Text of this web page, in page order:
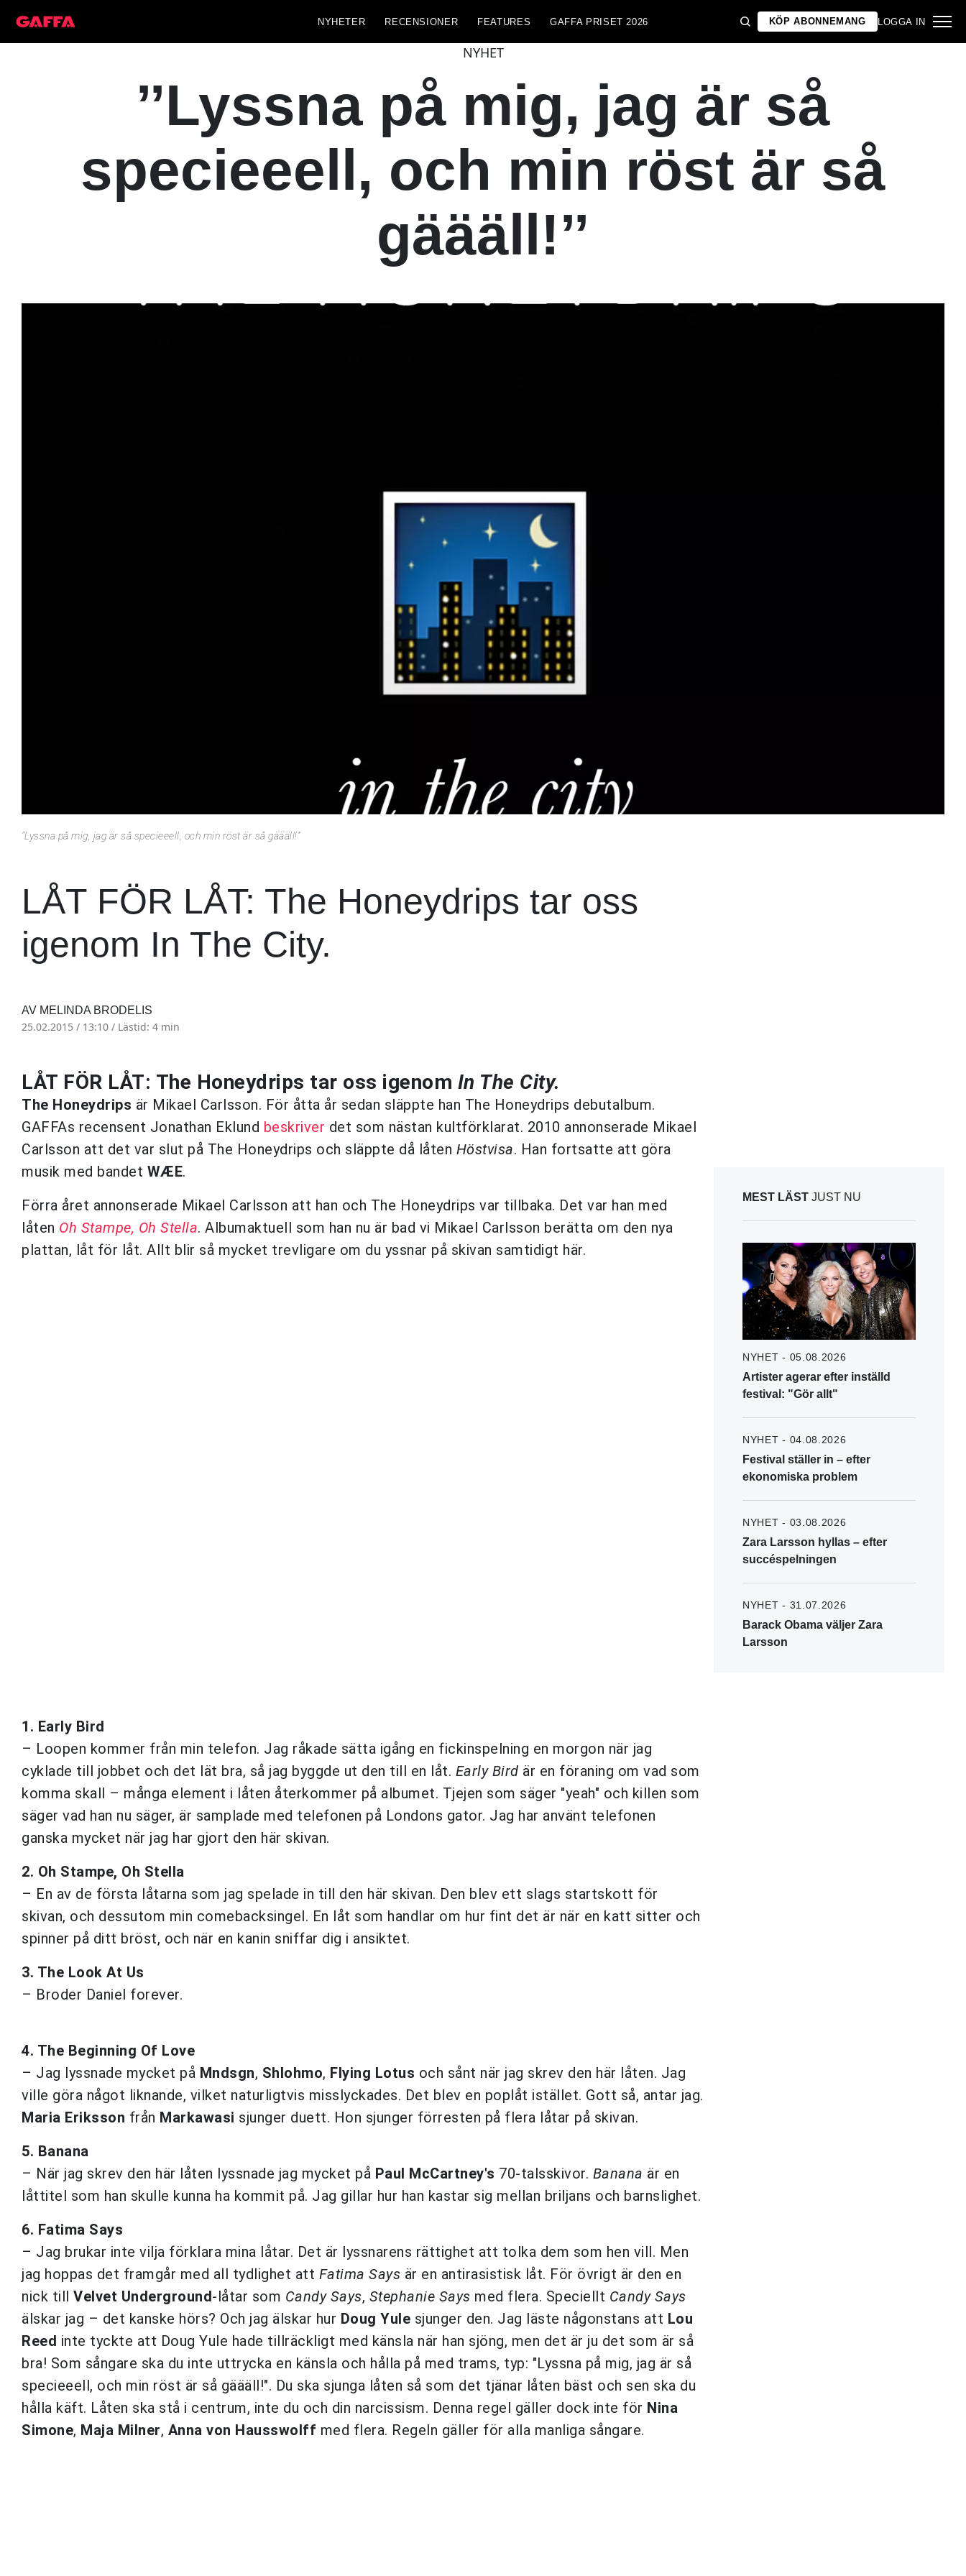
NYHETER RECENSIONER FEATURES GAFFA PRISET 2026 KÖP ABONNEMANG LOGGA IN
NYHET
’’Lyssna på mig, jag är så
specieeell, och min röst är så
gäääll!’’
’’Lyssna på mig, jag är så specieeell, och min röst är så gäääll!’’
LÅT FÖR LÅT: The Honeydrips tar oss
igenom In The City.
AV MELINDA BRODELIS
25.02.2015 / 13:10 / Lästid: 4 min
LÅT FÖR LÅT: The Honeydrips tar oss igenom In The City.
The Honeydrips är Mikael Carlsson. För åtta år sedan släppte han The Honeydrips debutalbum.
GAFFAs recensent Jonathan Eklund beskriver det som nästan kultförklarat. 2010 annonserade Mikael
Carlsson att det var slut på The Honeydrips och släppte då låten Höstvisa. Han fortsatte att göra
musik med bandet WÆE.
Förra året annonserade Mikael Carlsson att han och The Honeydrips var tillbaka. Det var han med
låten Oh Stampe, Oh Stella. Albumaktuell som han nu är bad vi Mikael Carlsson berätta om den nya
plattan, låt för låt. Allt blir så mycket trevligare om du yssnar på skivan samtidigt här.
1. Early Bird
– Loopen kommer från min telefon. Jag råkade sätta igång en fickinspelning en morgon när jag
cyklade till jobbet och det lät bra, så jag byggde ut den till en låt. Early Bird är en föraning om vad som
komma skall – många element i låten återkommer på albumet. Tjejen som säger "yeah" och killen som
säger vad han nu säger, är samplade med telefonen på Londons gator. Jag har använt telefonen
ganska mycket när jag har gjort den här skivan.
2. Oh Stampe, Oh Stella
– En av de första låtarna som jag spelade in till den här skivan. Den blev ett slags startskott för
skivan, och dessutom min comebacksingel. En låt som handlar om hur fint det är när en katt sitter och
spinner på ditt bröst, och när en kanin sniffar dig i ansiktet.
3. The Look At Us
– Broder Daniel forever.
4. The Beginning Of Love
– Jag lyssnade mycket på Mndsgn, Shlohmo, Flying Lotus och sånt när jag skrev den här låten. Jag
ville göra något liknande, vilket naturligtvis misslyckades. Det blev en poplåt istället. Gott så, antar jag.
Maria Eriksson från Markawasi sjunger duett. Hon sjunger förresten på flera låtar på skivan.
5. Banana
– När jag skrev den här låten lyssnade jag mycket på Paul McCartney's 70-talsskivor. Banana är en
låttitel som han skulle kunna ha kommit på. Jag gillar hur han kastar sig mellan briljans och barnslighet.
6. Fatima Says
– Jag brukar inte vilja förklara mina låtar. Det är lyssnarens rättighet att tolka dem som hen vill. Men
jag hoppas det framgår med all tydlighet att Fatima Says är en antirasistisk låt. För övrigt är den en
nick till Velvet Underground-låtar som Candy Says, Stephanie Says med flera. Speciellt Candy Says
älskar jag – det kanske hörs? Och jag älskar hur Doug Yule sjunger den. Jag läste någonstans att Lou
Reed inte tyckte att Doug Yule hade tillräckligt med känsla när han sjöng, men det är ju det som är så
bra! Som sångare ska du inte uttrycka en känsla och hålla på med trams, typ: "Lyssna på mig, jag är så
specieeell, och min röst är så gäääll!". Du ska sjunga låten så som det tjänar låten bäst och sen ska du
hålla käft. Låten ska stå i centrum, inte du och din narcissism. Denna regel gäller dock inte för Nina
Simone, Maja Milner, Anna von Hausswolff med flera. Regeln gäller för alla manliga sångare.
MEST LÄST JUST NU
NYHET - 05.08.2026
Artister agerar efter inställd
festival: "Gör allt"
NYHET - 04.08.2026
Festival ställer in – efter
ekonomiska problem
NYHET - 03.08.2026
Zara Larsson hyllas – efter
succéspelningen
NYHET - 31.07.2026
Barack Obama väljer Zara
Larsson